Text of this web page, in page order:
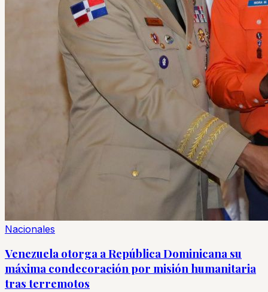
Nacionales
Venezuela otorga a República Dominicana su
máxima condecoración por misión humanitaria
tras terremotos